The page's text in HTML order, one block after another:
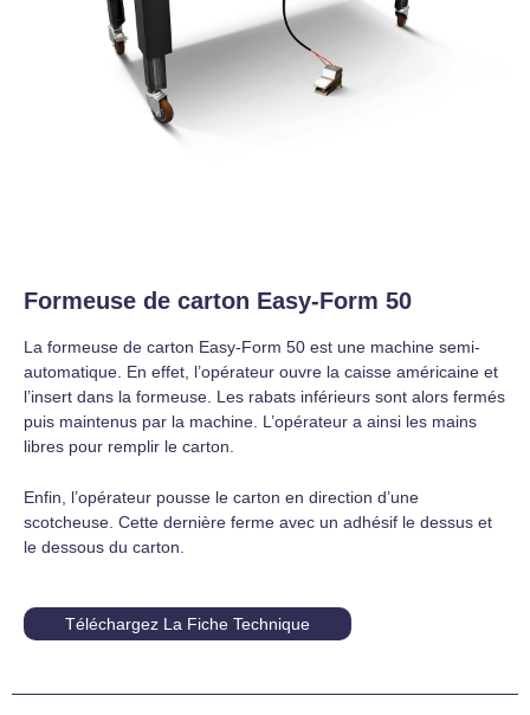
Formeuse de carton Easy-Form 50
La formeuse de carton Easy-Form 50 est une machine semi-
automatique. En effet, l’opérateur ouvre la caisse américaine et
l’insert dans la formeuse. Les rabats inférieurs sont alors fermés
puis maintenus par la machine. L’opérateur a ainsi les mains
libres pour remplir le carton.
Enfin, l’opérateur pousse le carton en direction d’une
scotcheuse. Cette dernière ferme avec un adhésif le dessus et
le dessous du carton.
Téléchargez La Fiche Technique